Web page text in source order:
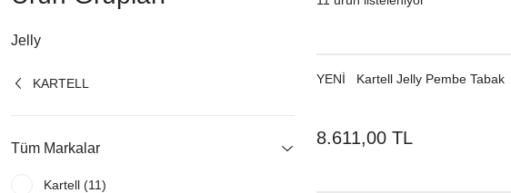
Jelly
KARTELL
Tüm Markalar
Kartell (11)
YENI Kartell Jelly Pembe Tabak
8.611,00 TL